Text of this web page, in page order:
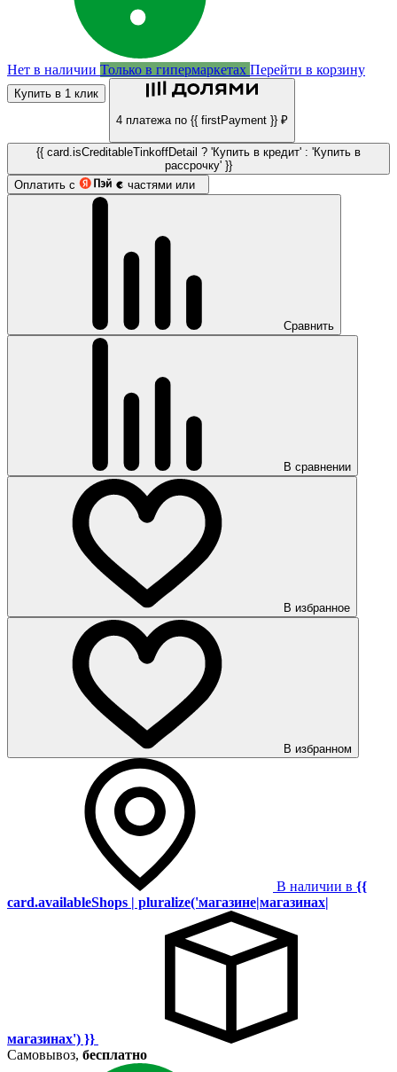
Нет в наличии Только в гипермаркетах Перейти в корзину
Купить в 1 клик
4 платежа по {{ firstPayment }} ₽
{{ card.isCreditableTinkoffDetail ? 'Купить в кредит' : 'Купить в
рассрочку' }}
Оплатить с
частями или
Сравнить
В сравнении
В избранное
В избранном
В наличии в {{
card.availableShops | pluralize('магазине|магазинах|
магазинах') }}
Самовывоз, бесплатно